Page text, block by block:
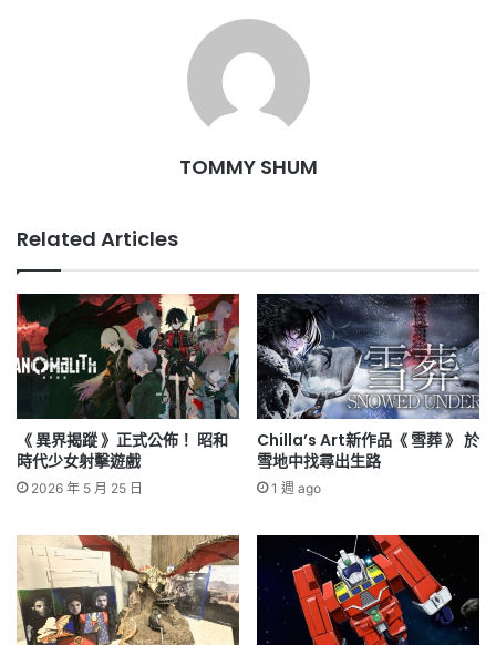
TOMMY SHUM
Related Articles
《 異界揭蹤 》正式公佈！ 昭和
時代少女射擊遊戲
2026 年 5 月 25 日
Chilla’s Art新作品《 雪葬 》 於
雪地中找尋出生路
1 週 ago